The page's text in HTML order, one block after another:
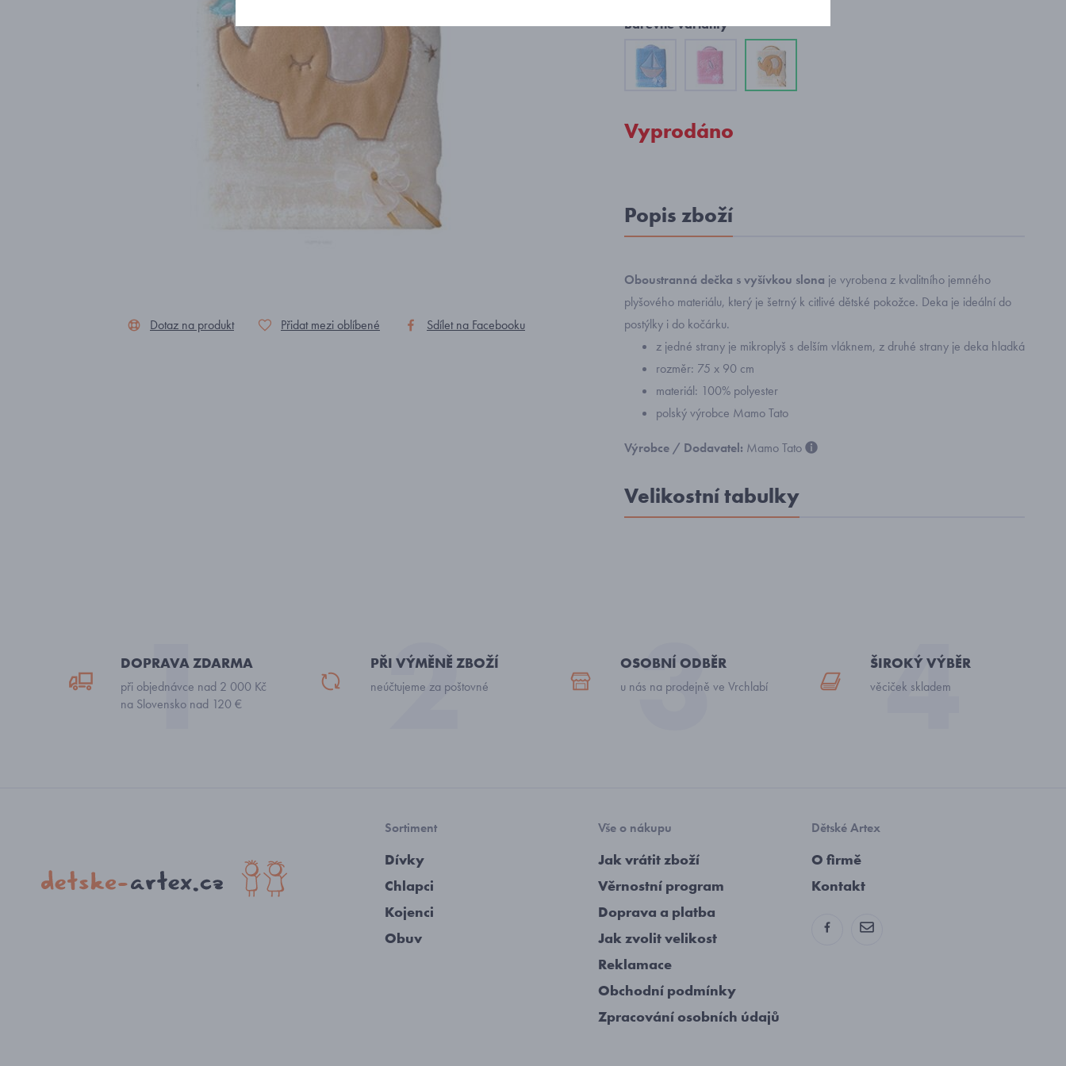
Dotaz na produkt Přidat mezi oblíbené Sdílet na Facebooku
Barevné varianty
Vyprodáno
Popis zboží
Oboustranná dečka s vyšívkou slona je vyrobena z kvalitního jemného
plyšového materiálu, který je šetrný k citlivé dětské pokožce. Deka je ideální do
postýlky i do kočárku.
z jedné strany je mikroplyš s delším vláknem, z druhé strany je deka hladká
rozměr: 75 x 90 cm
materiál: 100% polyester
polský výrobce Mamo Tato
Výrobce / Dodavatel: Mamo Tato
Velikostní tabulky
DOPRAVA ZDARMA
při objednávce nad 2 000 Kč
na Slovensko nad 120 €
PŘI VÝMĚNĚ ZBOŽÍ
neúčtujeme za poštovné
OSOBNÍ ODBĚR
u nás na prodejně ve Vrchlabí
ŠIROKÝ VÝBĚR
věciček skladem
Sortiment
Dívky
Chlapci
Kojenci
Obuv
Vše o nákupu
Jak vrátit zboží
Věrnostní program
Doprava a platba
Jak zvolit velikost
Reklamace
Obchodní podmínky
Zpracování osobních údajů
Dětské Artex
O firmě
Kontakt